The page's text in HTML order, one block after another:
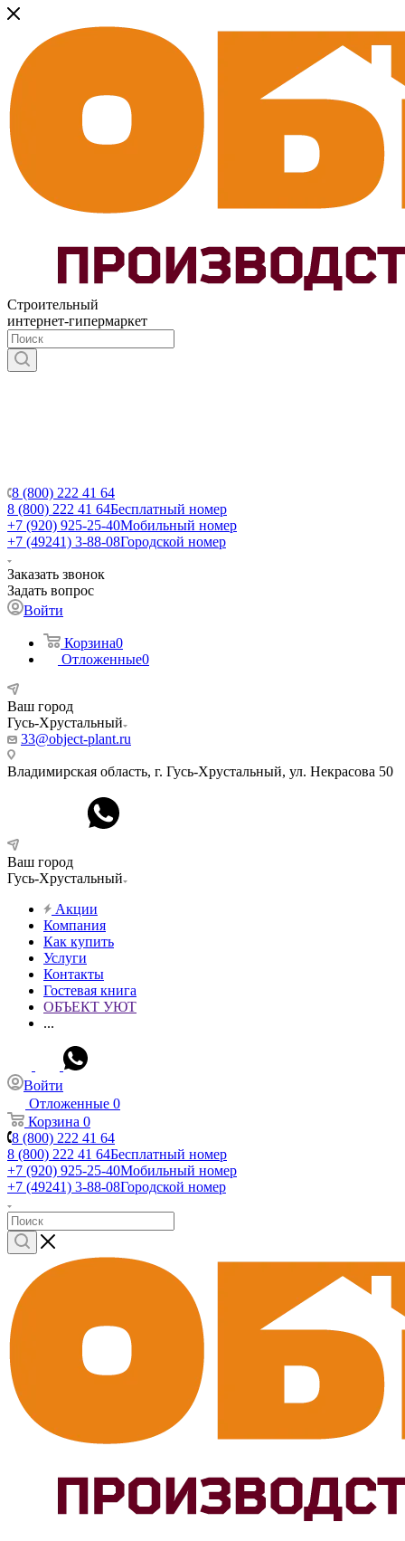
Строительный
интернет-гипермаркет
8 (800) 222 41 64
8 (800) 222 41 64Бесплатный номер
+7 (920) 925-25-40Мобильный номер
+7 (49241) 3-88-08Городской номер
Заказать звонок
Задать вопрос
Войти
Корзина0
Отложенные0
Ваш город
Гусь-Хрустальный
33@object-plant.ru
Владимирская область, г. Гусь-Хрустальный, ул. Некрасова 50
Ваш город
Гусь-Хрустальный
Акции
Компания
Как купить
Услуги
Контакты
Гостевая книга
ОБЪЕКТ УЮТ
...
Войти
Отложенные 0
Корзина 0
8 (800) 222 41 64
8 (800) 222 41 64Бесплатный номер
+7 (920) 925-25-40Мобильный номер
+7 (49241) 3-88-08Городской номер